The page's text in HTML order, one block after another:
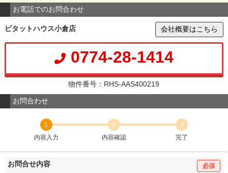
お電話でのお問合わせ
ピタットハウス小倉店 会社概要はこちら
0774-28-1414
物件番号：RHS-AAS400219
お問合わせ
1
内容入力
2
内容確認
3
完了
お問合せ内容 必須